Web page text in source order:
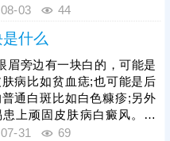
疗，白斑消退后做好巩固
病情复发
疗均需遵从医嘱，切勿盲
，坚持规范治疗是复色关
不可随意停药、换药。同
护理尤为重要，需做好孩子
、保湿，均衡饮食、规律
外伤、暴晒等诱发因素，
复，降低复发概率。
03 44
什么
眉旁边有一块白的，可能是
病比如贫血痣;也可能是后
通白斑比如白色糠疹;另外
上顽固皮肤病白癜风。白
，建议家长带孩子前往正
31 69